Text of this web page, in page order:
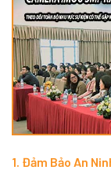
1. Đảm Bảo An